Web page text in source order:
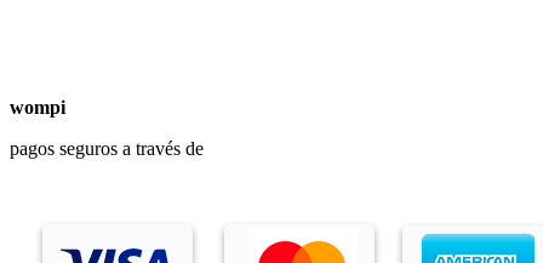
wompi
pagos seguros a través de